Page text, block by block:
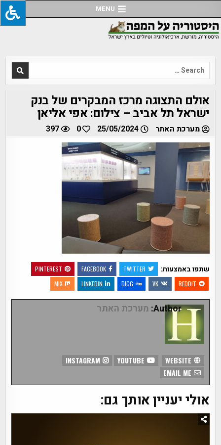
to
content
MENU
Search
for:
אולם התצוגה מרכז המבקרים של בנק
ישראל תל אביב – צילום: אפי אליאן
מערכת האתר 25/05/2024
0
397
שתפו באמצעות: TWITTER
FACEBOOK
PINTEREST
REDDIT
VK
DIGG
LINKEDIN
MIX
Author: מערכת האתר
INSTAGRAM
אולי יעניין אותך גם: